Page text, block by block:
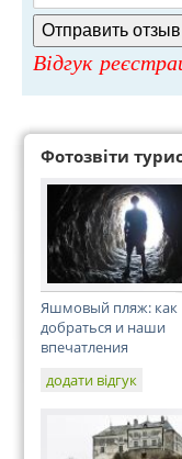
Відгук
Фотозвіти
Яшмовый пляж: как
добраться и наши
впечатления
додати відгук